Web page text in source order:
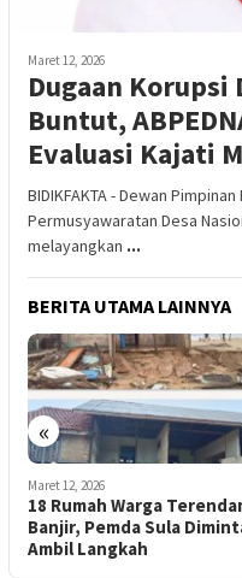
Maret 12, 2026
Dugaan Korupsi
Buntut,
Evaluasi Kajati
BIDIKFAKTA - Dewan
Permusyawaratan Desa
melayangkan ...
BERITA UTAMA LAINNYA
«
Maret 12, 2026
18 Rumah Warga
Banjir, Pemda Sula
Ambil Langkah